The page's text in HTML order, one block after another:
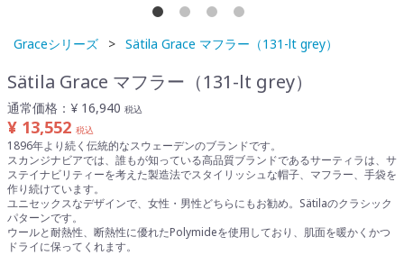
Graceシリーズ Sätila Grace マフラー（131-lt grey）
Sätila Grace マフラー（131-lt grey）
通常価格： ¥ 16,940 税込
¥ 13,552 税込
1896年より続く伝統的なスウェーデンのブランドです。
スカンジナビアでは、誰もが知っている高品質ブランドであるサーティラは、サ
ステイナビリティーを考えた製造法でスタイリッシュな帽子、マフラー、手袋を
作り続けています。
ユニセックスなデザインで、女性・男性どちらにもお勧め。Sätilaのクラシック
パターンです。
ウールと耐熱性、断熱性に優れたPolymideを使用しており、肌面を暖かくかつ
ドライに保ってくれます。